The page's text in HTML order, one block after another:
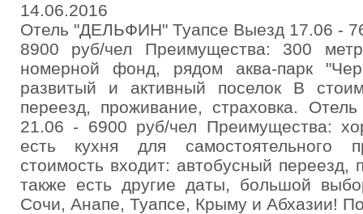
14.06.2016
Отель "ДЕЛЬФИН" Туапсе Выезд 17.06 -
8900 руб/чел Преимущества: 300
номерной фонд, рядом аква-парк
развитый и активный поселок В
переезд, проживание, страховка.
21.06 - 6900 руб/чел Преимущества:
есть кухня для самостоятельного
стоимость входит: автобусный переезд,
также есть другие даты, большой
Сочи, Анапе, Туапсе, Крыму и Абхазии!